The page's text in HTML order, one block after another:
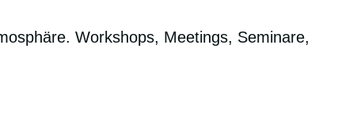
Workshops, Meetings, Seminare,